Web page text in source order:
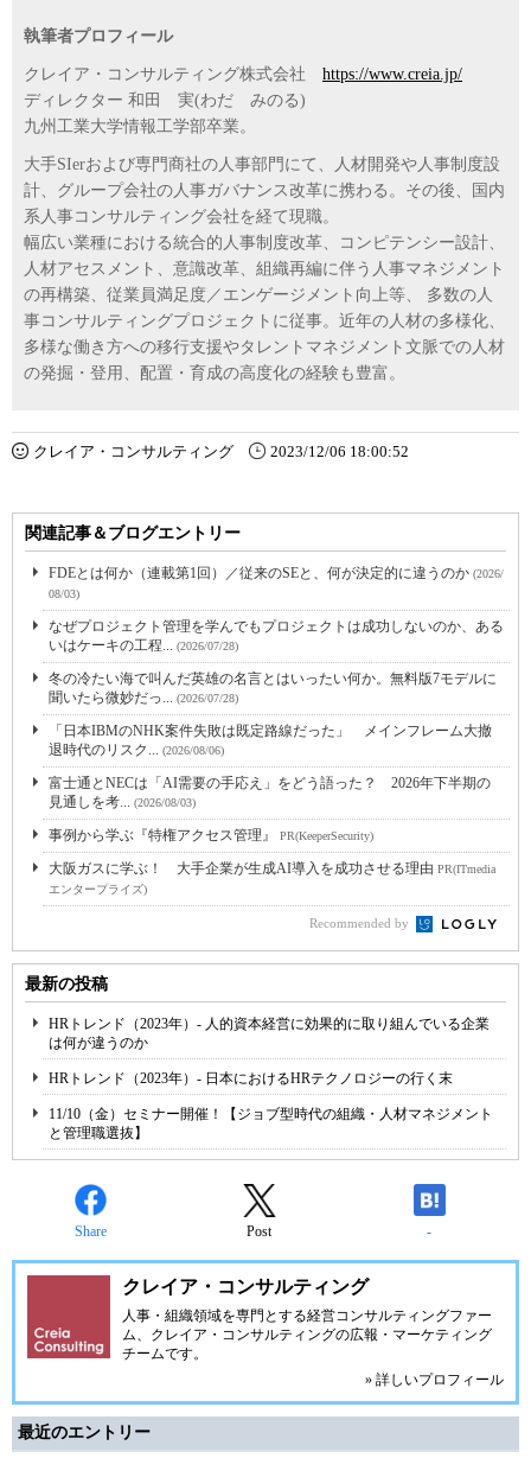
執筆者プロフィール
クレイア・コンサルティング株式会社 https://www.creia.jp/
ディレクター 和田 実(わだ みのる)
九州工業大学情報工学部卒業。
大手SIerおよび専門商社の人事部門にて、人材開発や人事制度設
計、グループ会社の人事ガバナンス改革に携わる。その後、国内
系人事コンサルティング会社を経て現職。
幅広い業種における統合的人事制度改革、コンピテンシー設計、
人材アセスメント、意識改革、組織再編に伴う人事マネジメント
の再構築、従業員満足度／エンゲージメント向上等、 多数の人
事コンサルティングプロジェクトに従事。近年の人材の多様化、
多様な働き方への移行支援やタレントマネジメント文脈での人材
の発掘・登用、配置・育成の高度化の経験も豊富。
クレイア・コンサルティング 2023/12/06 18:00:52
関連記事＆ブログエントリー
FDEとは何か（連載第1回）／従来のSEと、何が決定的に違うのか (2026/
08/03)
なぜプロジェクト管理を学んでもプロジェクトは成功しないのか、ある
いはケーキの工程... (2026/07/28)
冬の冷たい海で叫んだ英雄の名言とはいったい何か。無料版7モデルに
聞いたら微妙だっ... (2026/07/28)
「日本IBMのNHK案件失敗は既定路線だった」 メインフレーム大撤
退時代のリスク... (2026/08/06)
富士通とNECは「AI需要の手応え」をどう語った？ 2026年下半期の
見通しを考... (2026/08/03)
事例から学ぶ『特権アクセス管理』 PR(KeeperSecurity)
大阪ガスに学ぶ！ 大手企業が生成AI導入を成功させる理由 PR(ITmedia
エンタープライズ)
Recommended by
最新の投稿
HRトレンド（2023年）- 人的資本経営に効果的に取り組んでいる企業
は何が違うのか
HRトレンド（2023年）- 日本におけるHRテクノロジーの行く末
11/10（金）セミナー開催！【ジョブ型時代の組織・人材マネジメント
と管理職選抜】
Share Post -
クレイア・コンサルティング
人事・組織領域を専門とする経営コンサルティングファー
ム、クレイア・コンサルティングの広報・マーケティング
チームです。
» 詳しいプロフィール
最近のエントリー